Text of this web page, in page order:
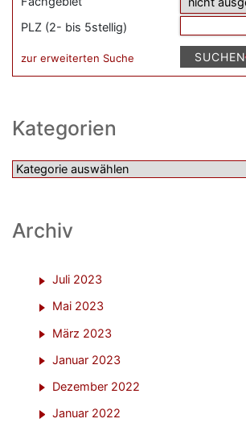
PLZ (2- bis 5stellig)
zur erweiterten Suche SUCHEN
Kategorien
Kategorien
Archiv
Juli 2023
Mai 2023
März 2023
Januar 2023
Dezember 2022
Januar 2022